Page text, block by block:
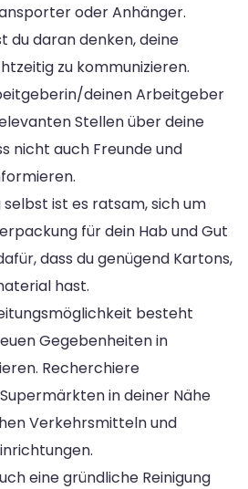
oder Anhänger.
du daran denken, deine
zu kommunizieren.
deinen Arbeitgeber
Stellen über deine
nicht auch Freunde und
ist es ratsam, sich um
für dein Hab und Gut
dass du genügend Kartons,
hast.
besteht
Gegebenheiten in
Recherchiere
in deiner Nähe
Verkehrsmitteln und
eine gründliche Reinigung